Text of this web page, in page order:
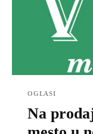
OGLASI
Na